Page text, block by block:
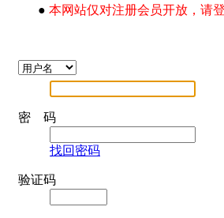
● 本网站仅对注册会员开放，请
密 码
找回密码
验证码